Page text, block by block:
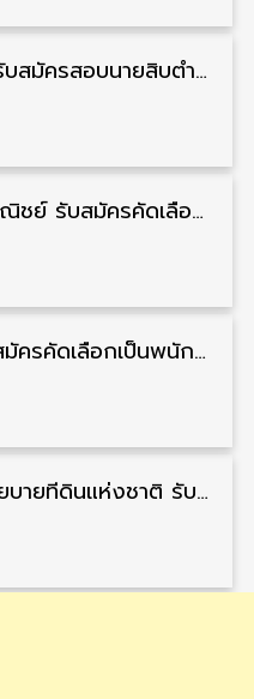
สำนักงานตำรวจแห่งชาติ รับสมัครสอบนายสิบตำรวจ วุฒิ ม.6/ปวช. 6,000 อัตรา รับสมัคร 8 – 19 สิงหาคม
สำนักงานปลัดกระทรวงพาณิชย์ รับสมัครคัดเลือกพนักงานราชการ วุฒิ ปวส./ป.ตรี 11 อัตรา รับสมัคร 10 – 21 สิงหาคม
สถาบันการบินพลเรือน รับสมัครคัดเลือกเป็นพนักงาน วุฒิ ป.ตรี/ป.โท/ป.เอก 11 อัตรา รับสมัคร 27 กรกฎาคม – 10 สิงหาคม
สำนักงานคณะกรรมการนโยบายที่ดินแห่งชาติ รับสมัครคัดเลือกพนักงานราชการ วุฒิ ป.ตรี 6 อัตรา รับสมัคร 13 กรกฎาคม – 6 สิงหาคม